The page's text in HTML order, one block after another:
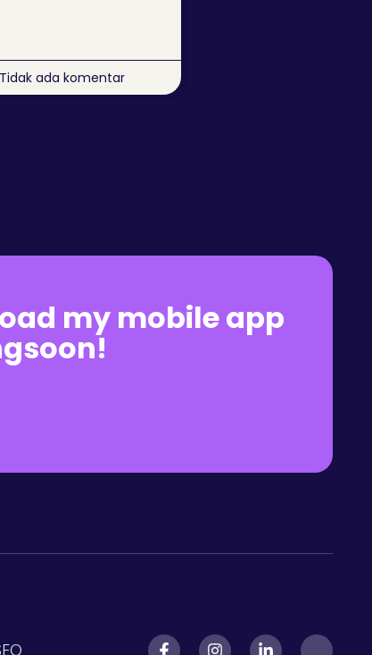
Tidak ada komentar
my mobile app